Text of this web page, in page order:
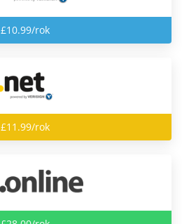
£10.99/rok
£11.99/rok